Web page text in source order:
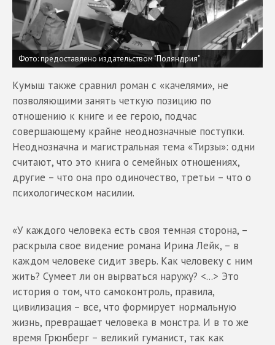
Фото: предоставлено издательством "Поляндрия"
Кумыш также сравнил роман с «качелями», не
позволяющими занять четкую позицию по
отношению к книге и ее герою, подчас
совершающему крайне неоднозначные поступки.
Неоднозначна и магистральная тема «Тирзы»: одни
считают, что это книга о семейных отношениях,
другие – что она про одиночество, третьи – что о
психологическом насилии.
«У каждого человека есть своя темная сторона, –
раскрыла свое видение романа Ирина Лейк, – в
каждом человеке сидит зверь. Как человеку с ним
жить? Сумеет ли он вырваться наружу? <...> Это
история о том, что самоконтроль, правила,
цивилизация – все, что формирует нормальную
жизнь, превращает человека в монстра. И в то же
время Грюнберг – великий гуманист, так как